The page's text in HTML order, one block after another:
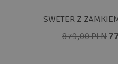
SWETER Z
879,00 PLN